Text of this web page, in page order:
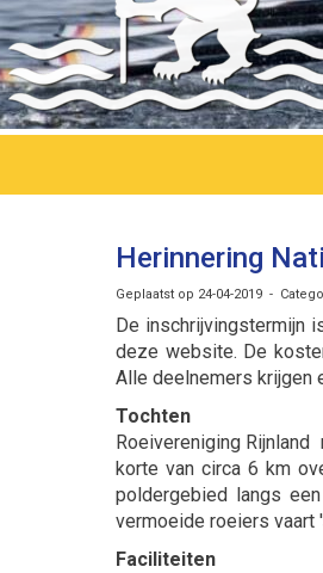
Herinnering
Geplaatst op 24-04-2019 -
De inschrijvingstermijn
deze website. De
Alle deelnemers krijgen
Tochten
Roeivereniging
korte van circa 6 km
poldergebied langs
vermoeide roeiers vaart
Faciliteiten